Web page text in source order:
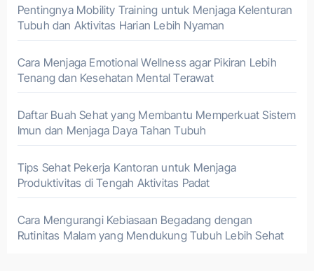
Pentingnya Mobility Training untuk Menjaga Kelenturan
Tubuh dan Aktivitas Harian Lebih Nyaman
Cara Menjaga Emotional Wellness agar Pikiran Lebih
Tenang dan Kesehatan Mental Terawat
Daftar Buah Sehat yang Membantu Memperkuat Sistem
Imun dan Menjaga Daya Tahan Tubuh
Tips Sehat Pekerja Kantoran untuk Menjaga
Produktivitas di Tengah Aktivitas Padat
Cara Mengurangi Kebiasaan Begadang dengan
Rutinitas Malam yang Mendukung Tubuh Lebih Sehat